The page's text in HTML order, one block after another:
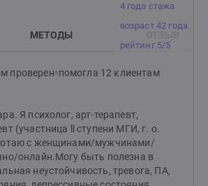
4 года стажа
возраст 42 года
рейтинг 5/5
МЕТОДЫ
проверен помогла 12 клиентам
Я психолог, арт-терапевт,
(участница ll ступени МГИ, г. о.
с женщинами/мужчинами/
онлайн.Могу быть полезна в
неустойчивость, тревога, ПА,